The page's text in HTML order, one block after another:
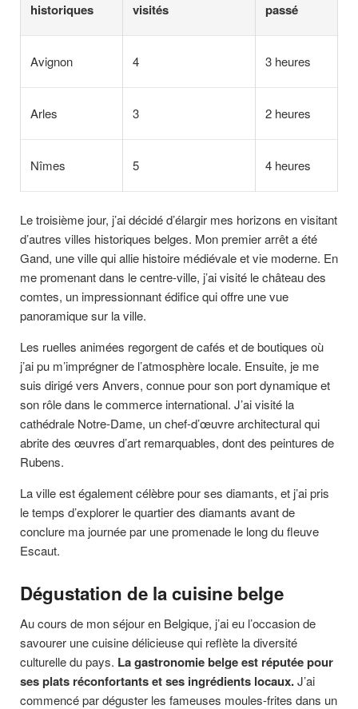
historiques visités passé
Avignon 4 3 heures
Arles 3 2 heures
Nîmes 5 4 heures
Le troisième jour, j’ai décidé d’élargir mes horizons en visitant
d’autres villes historiques belges. Mon premier arrêt a été
Gand, une ville qui allie histoire médiévale et vie moderne. En
me promenant dans le centre-ville, j’ai visité le château des
comtes, un impressionnant édifice qui offre une vue
panoramique sur la ville.
Les ruelles animées regorgent de cafés et de boutiques où
j’ai pu m’imprégner de l’atmosphère locale. Ensuite, je me
suis dirigé vers Anvers, connue pour son port dynamique et
son rôle dans le commerce international. J’ai visité la
cathédrale Notre-Dame, un chef-d’œuvre architectural qui
abrite des œuvres d’art remarquables, dont des peintures de
Rubens.
La ville est également célèbre pour ses diamants, et j’ai pris
le temps d’explorer le quartier des diamants avant de
conclure ma journée par une promenade le long du fleuve
Escaut.
Dégustation de la cuisine belge
Au cours de mon séjour en Belgique, j’ai eu l’occasion de
savourer une cuisine délicieuse qui reflète la diversité
culturelle du pays. La gastronomie belge est réputée pour
ses plats réconfortants et ses ingrédients locaux.J’ai
commencé par déguster les fameuses moules-frites dans un